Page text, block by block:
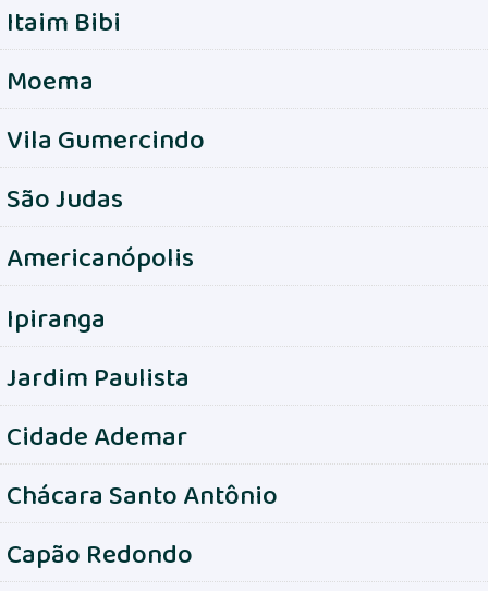
Itaim Bibi
Moema
Vila Gumercindo
São Judas
Americanópolis
Ipiranga
Jardim Paulista
Cidade Ademar
Chácara Santo Antônio
Capão Redondo